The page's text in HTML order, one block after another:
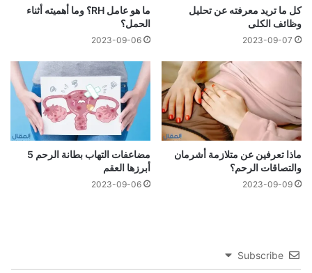
كل ما تريد معرفته عن تحليل
وظائف الكلى
2023-09-07
ما هو عامل RH؟ وما أهميته أثناء
الحمل؟
2023-09-06
ماذا تعرفين عن متلازمة أشرمان
والتصاقات الرحم؟
2023-09-09
مضاعفات التهاب بطانة الرحم 5
أبرزها العقم
2023-09-06
Subscribe